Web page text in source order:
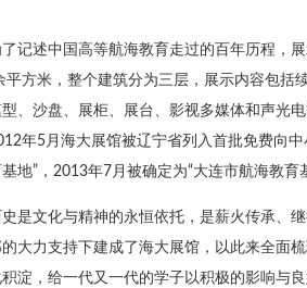
记述中国高等航海教育走过的百年历程，
平方米，整个建筑分为三层，展示内容包括
、沙盘、展柜、展台、影视多媒体和声光
年5月海大展馆被辽宁省列入首批免费向
地”，2013年7月被确定为“大连市航海教育
是文化与精神的永恒依托，是薪火传承、
大力支持下建成了海大展馆，以此来全面
淀，给一代又一代的学子以积极的影响与